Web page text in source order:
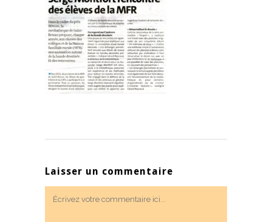
Laisser un commentaire